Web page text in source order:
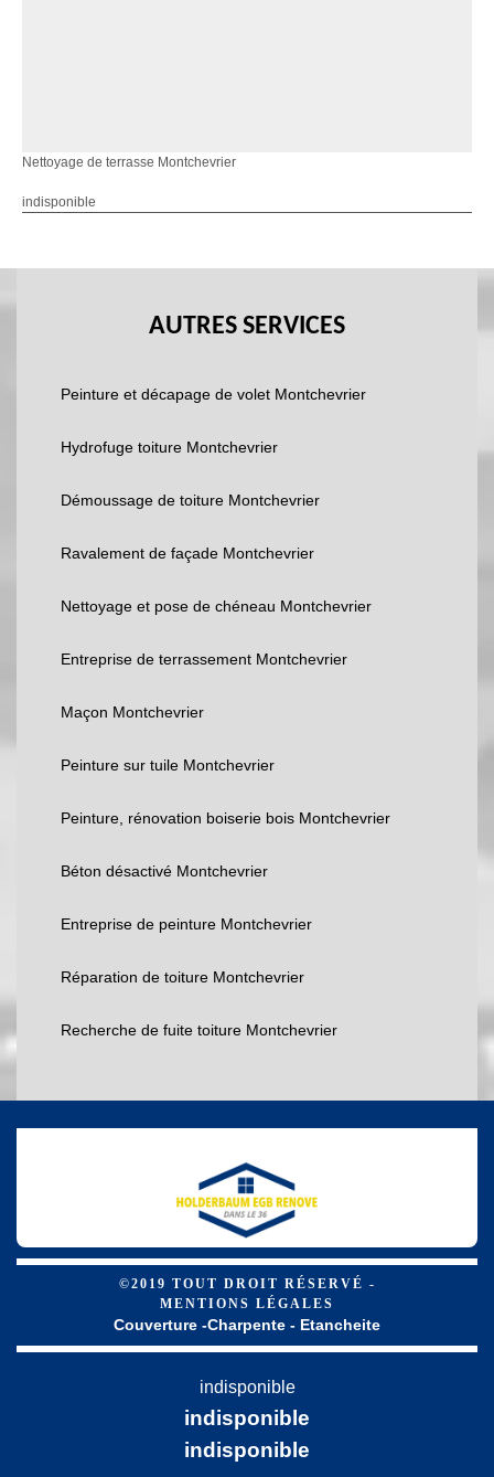
Nettoyage de terrasse Montchevrier
indisponible
AUTRES SERVICES
Peinture et décapage de volet Montchevrier
Hydrofuge toiture Montchevrier
Démoussage de toiture Montchevrier
Ravalement de façade Montchevrier
Nettoyage et pose de chéneau Montchevrier
Entreprise de terrassement Montchevrier
Maçon Montchevrier
Peinture sur tuile Montchevrier
Peinture, rénovation boiserie bois Montchevrier
Béton désactivé Montchevrier
Entreprise de peinture Montchevrier
Réparation de toiture Montchevrier
Recherche de fuite toiture Montchevrier
©2019 TOUT DROIT RÉSERVÉ -
MENTIONS LÉGALES
Couverture -Charpente - Etancheite
indisponible
indisponible
indisponible